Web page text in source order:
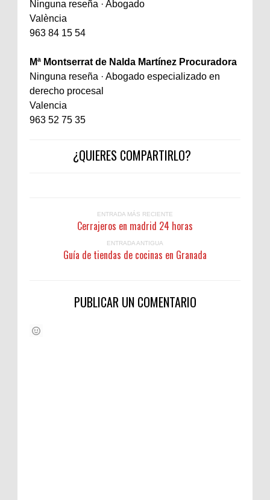
Ninguna reseña · Abogado
València
963 84 15 54
Mª Montserrat de Nalda Martínez Procuradora
Ninguna reseña · Abogado especializado en
derecho procesal
Valencia
963 52 75 35
¿QUIERES COMPARTIRLO?
ENTRADA MÁS RECIENTE
Cerrajeros en madrid 24 horas
ENTRADA ANTIGUA
Guía de tiendas de cocinas en Granada
PUBLICAR UN COMENTARIO